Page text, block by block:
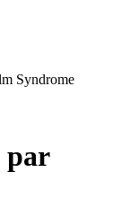
Syndrome
par